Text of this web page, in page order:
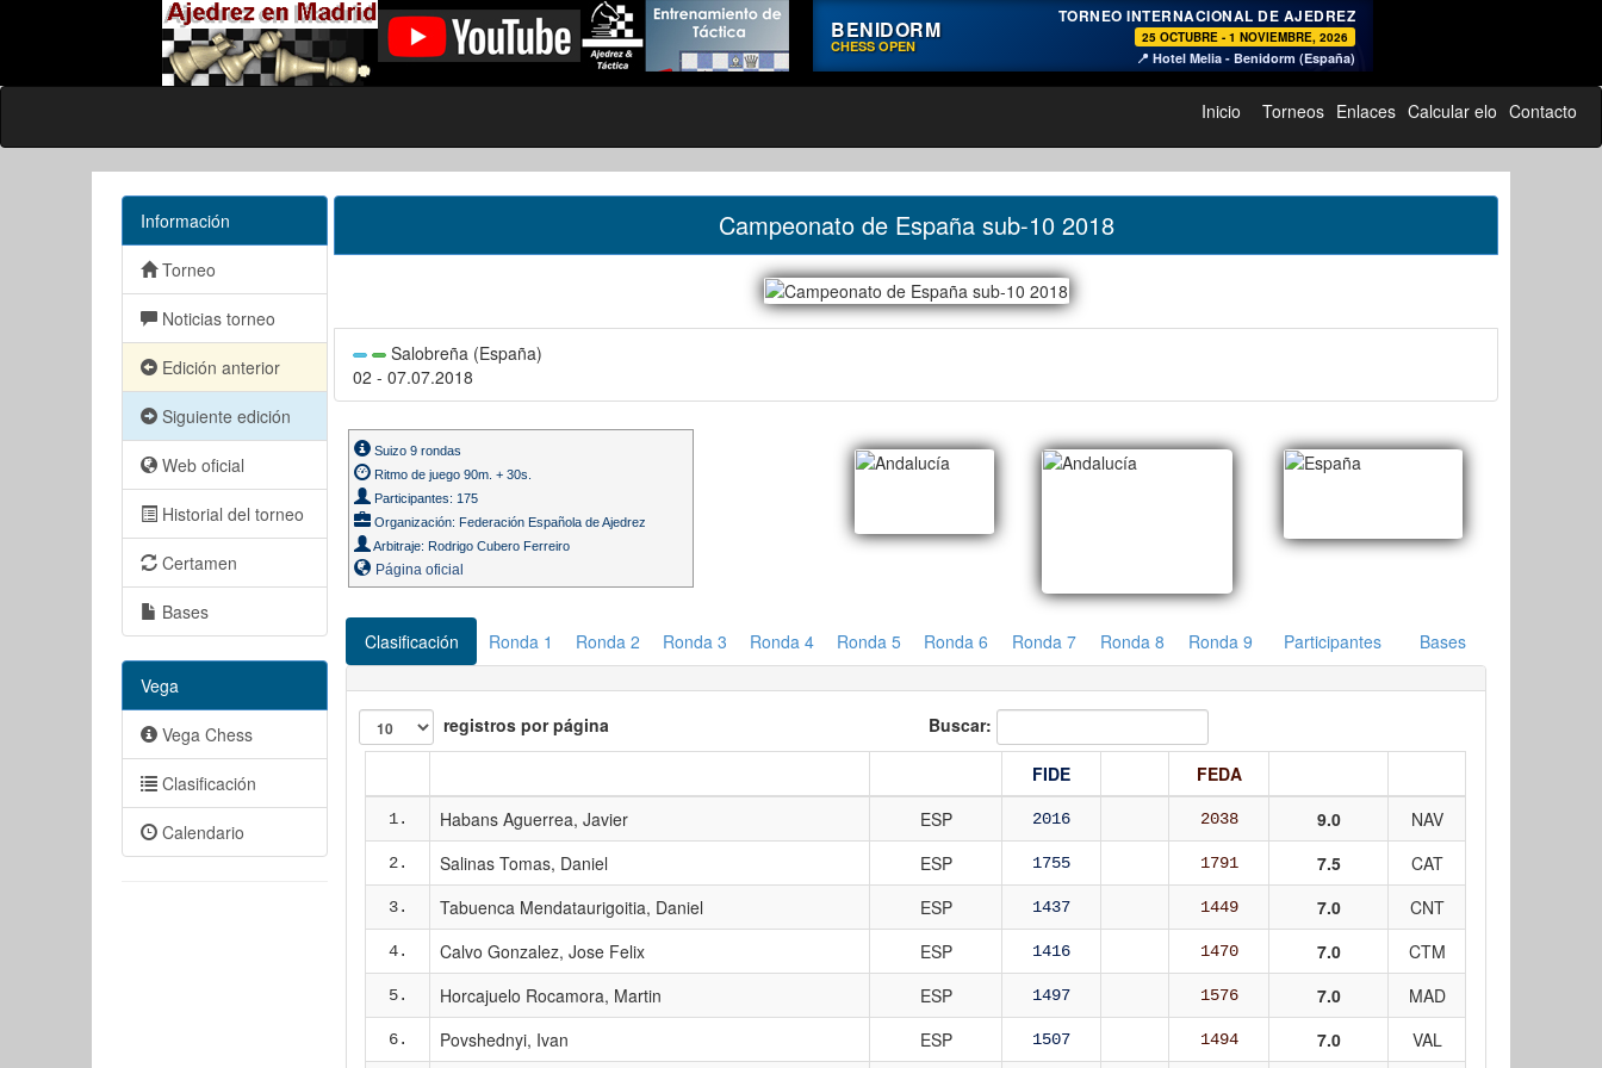
♞
BENIDORM
CHESS OPEN
TORNEO INTERNACIONAL DE AJEDREZ
25 OCTUBRE - 1 NOVIEMBRE, 2026
📍 Hotel Melia - Benidorm (España)
Inicio Torneos Enlaces Calcular elo Contacto
Información
Torneo
Noticias torneo
Edición anterior
Siguiente edición
Web oficial
Historial del torneo
Certamen
Bases
Vega
Vega Chess
Clasificación
Calendario
Campeonato de España sub-10 2018
Salobreña (España)
02 - 07.07.2018
Suizo 9 rondas
Ritmo de juego 90m. + 30s.
Participantes: 175
Organización: Federación Española de Ajedrez
Arbitraje: Rodrigo Cubero Ferreiro
Página oficial
Clasificación Ronda 1 Ronda 2 Ronda 3 Ronda 4 Ronda 5 Ronda 6 Ronda 7 Ronda 8 Ronda 9 Participantes Bases
registros por página Buscar:
FIDE FEDA
1. Habans Aguerrea, Javier ESP 2016 2038 9.0 NAV
2. Salinas Tomas, Daniel ESP 1755 1791 7.5 CAT
3. Tabuenca Mendataurigoitia, Daniel ESP 1437 1449 7.0 CNT
4. Calvo Gonzalez, Jose Felix ESP 1416 1470 7.0 CTM
5. Horcajuelo Rocamora, Martin ESP 1497 1576 7.0 MAD
6. Povshednyi, Ivan ESP 1507 1494 7.0 VAL